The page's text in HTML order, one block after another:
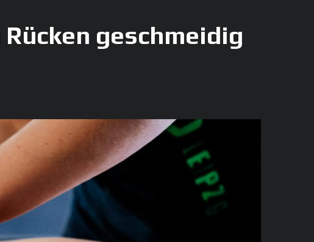
geschmeidig